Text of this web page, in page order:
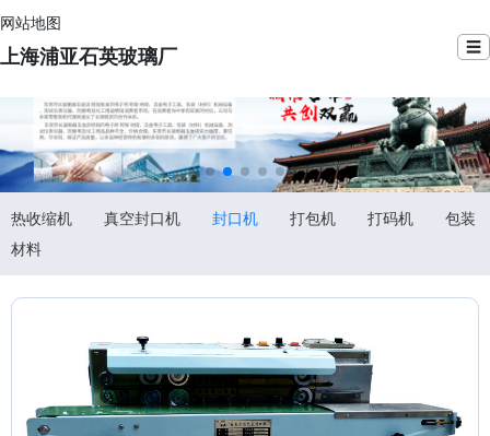
网站地图
上海浦亚石英玻璃厂 ☰
热收缩机 真空封口机 封口机 打包机 打码机
包装
材料